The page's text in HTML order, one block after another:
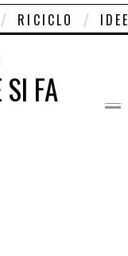
RICICLO IDEE
FA